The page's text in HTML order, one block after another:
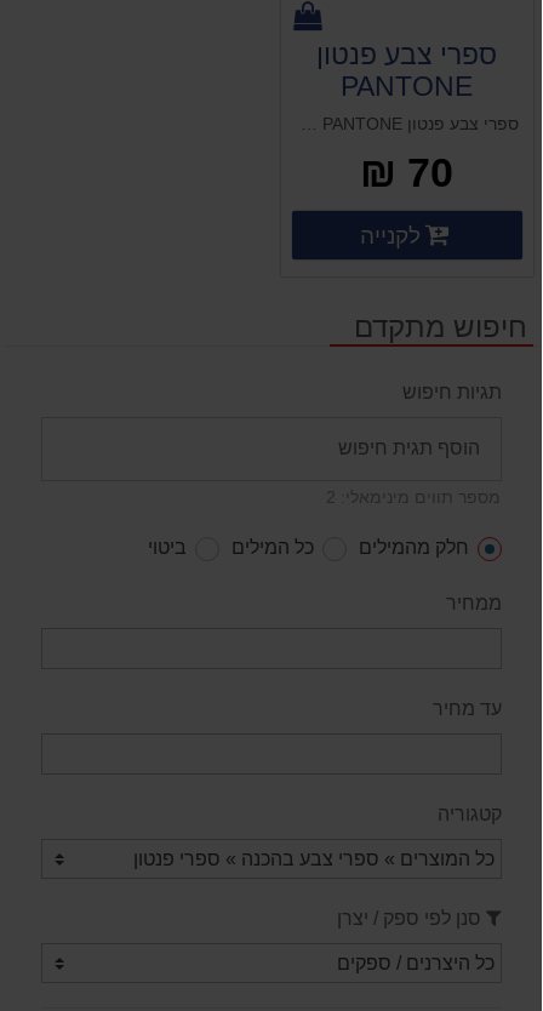
ספרי צבע פנטון
PANTONE
ספרי צבע פנטון PANTONE הכנה בחנות בהרצליה
70 ₪
פרטים נוספים
לקנייה
חיפוש מתקדם
תגיות חיפוש
מספר תווים מינימאלי: 2
חלק מהמילים כל המילים ביטוי
ממחיר
עד מחיר
קטגוריה
סנן לפי ספק / יצרן